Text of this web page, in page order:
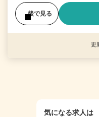
後で見る
更
気になる求人は